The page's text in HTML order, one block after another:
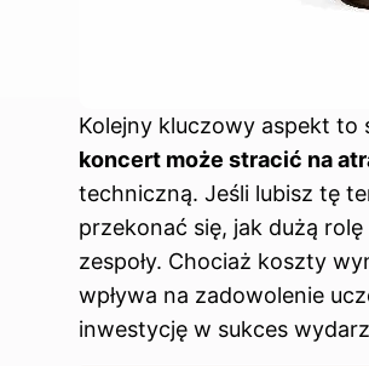
Kolejny kluczowy aspekt to
koncert może stracić na
techniczną. Jeśli lubisz tę
przekonać się, jak dużą
zespoły. Chociaż koszty
wpływa na zadowolenie
inwestycję w sukces